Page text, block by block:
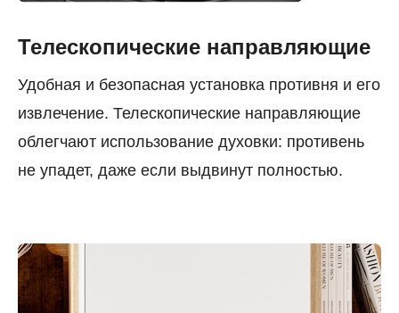
Телескопические направляющие
Удобная и безопасная установка противня и его
извлечение. Телескопические направляющие
облегчают использование духовки: противень
не упадет, даже если выдвинут полностью.